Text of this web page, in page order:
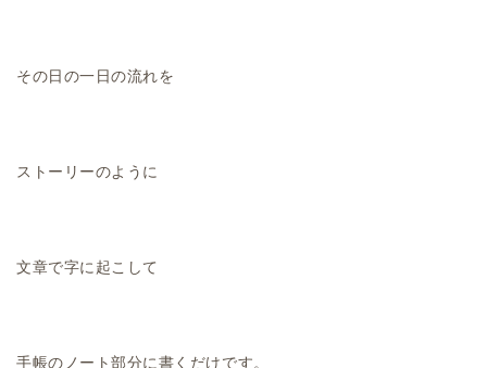
その日の一日の流れを
ストーリーのように
文章で字に起こして
手帳のノート部分に書くだけです。